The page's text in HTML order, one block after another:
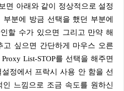
면 아래와 같이 정상적으로 설정
분에 방금 선택을 했던 부분에
할 수가 있으면 그리고 만약 해
싶으면 간단하게 마우스 오른
List-STOP를 선택을 해주면
정에서 프락시 사용 안 함을 선
느낌으로 조금 속도를 원하신